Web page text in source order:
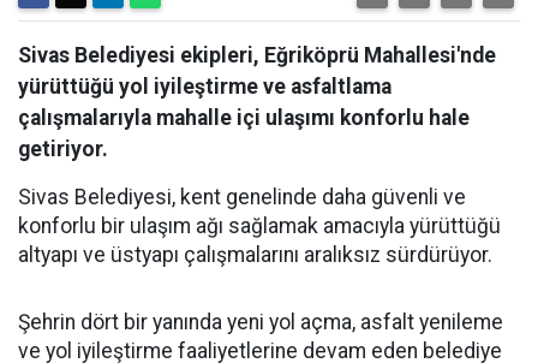
Sivas Belediyesi ekipleri, Eğriköprü Mahallesi'nde
yürüttüğü yol iyileştirme ve asfaltlama
çalışmalarıyla mahalle içi ulaşımı konforlu hale
getiriyor.
Sivas Belediyesi, kent genelinde daha güvenli ve
konforlu bir ulaşım ağı sağlamak amacıyla yürüttüğü
altyapı ve üstyapı çalışmalarını aralıksız sürdürüyor.
Şehrin dört bir yanında yeni yol açma, asfalt yenileme
ve yol iyileştirme faaliyetlerine devam eden belediye